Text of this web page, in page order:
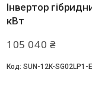
Інвертор
кВт
105 040 ₴
SUN-12K-SG02LP1-